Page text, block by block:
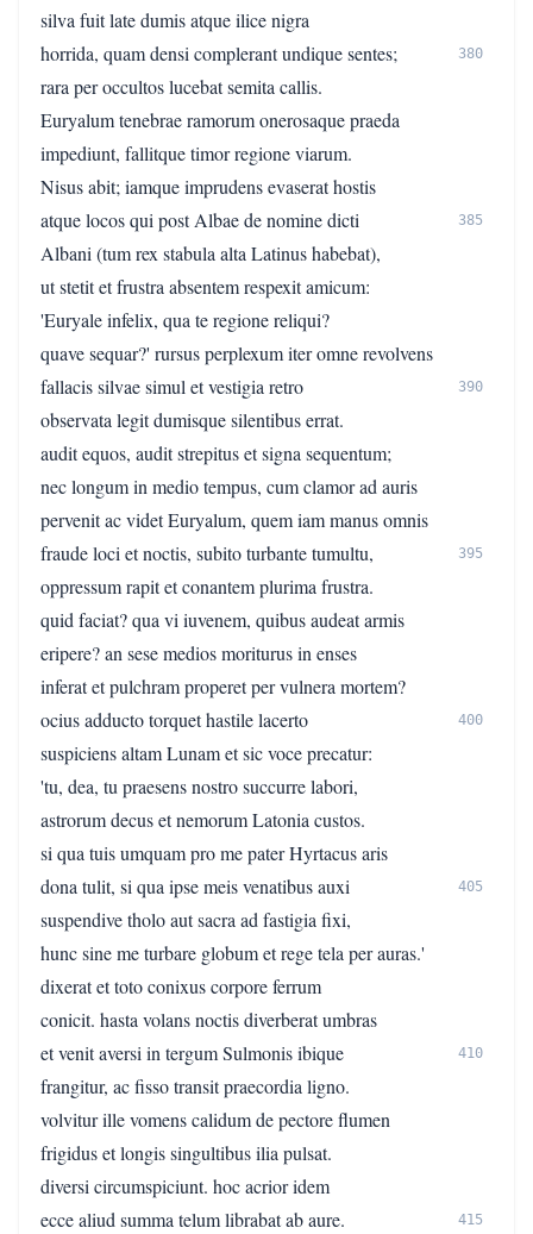
silva fuit late dumis atque ilice nigra
horrida, quam densi complerant undique sentes;
380
rara per occultos lucebat semita callis.
Euryalum tenebrae ramorum onerosaque praeda
impediunt, fallitque timor regione viarum.
Nisus abit; iamque imprudens evaserat hostis
atque locos qui post Albae de nomine dicti
385
Albani (tum rex stabula alta Latinus habebat),
ut stetit et frustra absentem respexit amicum:
'Euryale infelix, qua te regione reliqui?
quave sequar?' rursus perplexum iter omne revolvens
fallacis silvae simul et vestigia retro
390
observata legit dumisque silentibus errat.
audit equos, audit strepitus et signa sequentum;
nec longum in medio tempus, cum clamor ad auris
pervenit ac videt Euryalum, quem iam manus omnis
fraude loci et noctis, subito turbante tumultu,
395
oppressum rapit et conantem plurima frustra.
quid faciat? qua vi iuvenem, quibus audeat armis
eripere? an sese medios moriturus in enses
inferat et pulchram properet per vulnera mortem?
ocius adducto torquet hastile lacerto
400
suspiciens altam Lunam et sic voce precatur:
'tu, dea, tu praesens nostro succurre labori,
astrorum decus et nemorum Latonia custos.
si qua tuis umquam pro me pater Hyrtacus aris
dona tulit, si qua ipse meis venatibus auxi
405
suspendive tholo aut sacra ad fastigia fixi,
hunc sine me turbare globum et rege tela per auras.'
dixerat et toto conixus corpore ferrum
conicit. hasta volans noctis diverberat umbras
et venit aversi in tergum Sulmonis ibique
410
frangitur, ac fisso transit praecordia ligno.
volvitur ille vomens calidum de pectore flumen
frigidus et longis singultibus ilia pulsat.
diversi circumspiciunt. hoc acrior idem
ecce aliud summa telum librabat ab aure.
415